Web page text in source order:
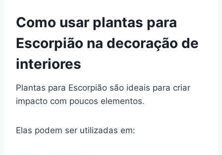
Como usar plantas para
Escorpião na decoração de
interiores
Plantas para Escorpião são ideais para criar
impacto com poucos elementos.
Elas podem ser utilizadas em: